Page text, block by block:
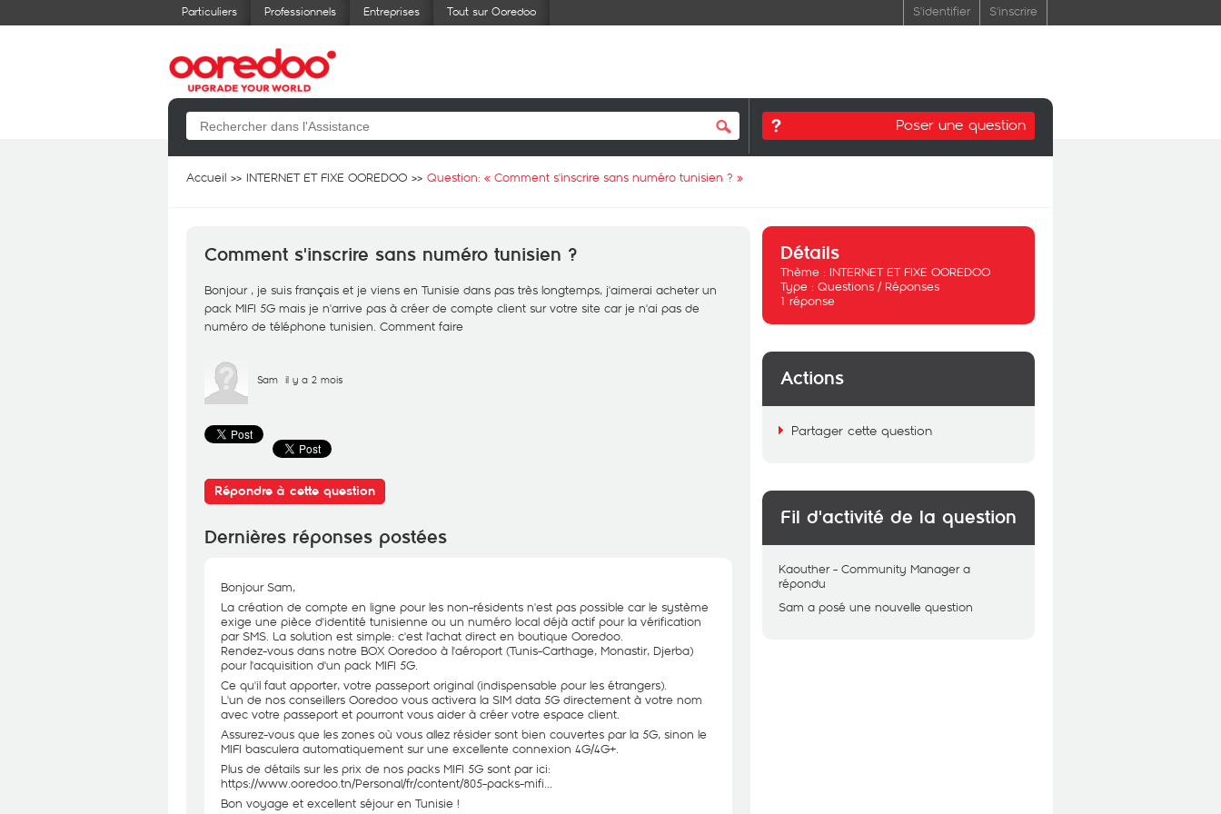
Particuliers Professionnels Entreprises Tout sur Ooredoo S'identifier S'inscrire
Poser une question
Accueil INTERNET ET FIXE OOREDOO Question: « Comment s'inscrire sans numéro tunisien ? »
Comment s'inscrire sans numéro tunisien ?
Bonjour , je suis français et je viens en Tunisie dans pas très longtemps, j'aimerai acheter un
pack MIFI 5G mais je n'arrive pas à créer de compte client sur votre site car je n'ai pas de
numéro de téléphone tunisien. Comment faire
Sam il y a 2 mois
Répondre à cette question
Dernières réponses postées
Bonjour Sam,
La création de compte en ligne pour les non-résidents n'est pas possible car le système
exige une pièce d'identité tunisienne ou un numéro local déjà actif pour la vérification
par SMS. La solution est simple: c'est l'achat direct en boutique Ooredoo.
Rendez-vous dans notre BOX Ooredoo à l'aéroport (Tunis-Carthage, Monastir, Djerba)
pour l'acquisition d'un pack MIFI 5G.
Ce qu'il faut apporter, votre passeport original (indispensable pour les étrangers).
L'un de nos conseillers Ooredoo vous activera la SIM data 5G directement à votre nom
avec votre passeport et pourront vous aider à créer votre espace client.
Assurez-vous que les zones où vous allez résider sont bien couvertes par la 5G, sinon le
MIFI basculera automatiquement sur une excellente connexion 4G/4G+.
Plus de détails sur les prix de nos packs MIFI 5G sont par ici:
https://www.ooredoo.tn/Personal/fr/content/805-packs-mifi...
Bon voyage et excellent séjour en Tunisie !
Détails
Thème : INTERNET ET FIXE OOREDOO
Type : Questions / Réponses
1 réponse
Actions
Partager cette question
Fil d'activité de la question
Kaouther - Community Manager a
répondu
Sam a posé une nouvelle question